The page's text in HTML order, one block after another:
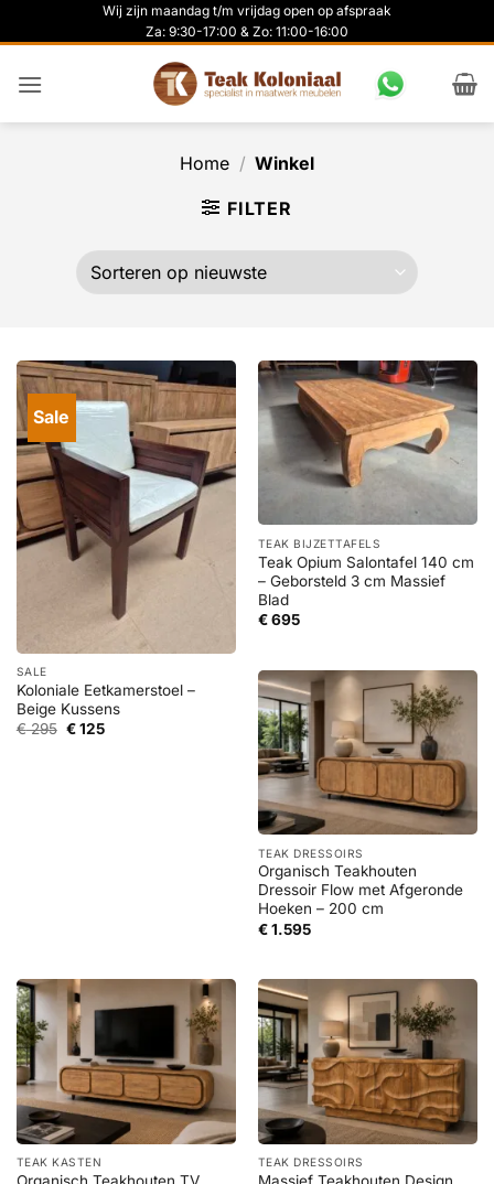
naar
Wij zijn maandag t/m vrijdag open op afspraak
Za: 9:30-17:00 & Zo: 11:00-16:00
Home / Winkel
FILTER
Sale
SALE
Koloniale Eetkamerstoel –
Beige Kussens
€295 Oorspronkelijke
€125Huidige
TEAK BIJZETTAFELS
Teak Opium Salontafel 140 cm
– Geborsteld 3 cm Massief
Blad
€695
TEAK DRESSOIRS
Organisch Teakhouten
Dressoir Flow met Afgeronde
Hoeken – 200 cm
€1.595
TEAK KASTEN TEAK DRESSOIRS